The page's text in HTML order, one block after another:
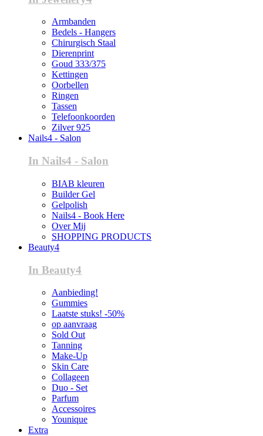
Armbanden
Bedels - Hangers
Chirurgisch Staal
Dierenprint
Goud 333/375
Kettingen
Oorbellen
Ringen
Tassen
Telefoonkoorden
Zilver 925
Nails4 - Salon
In Nails4 - Salon
BIAB kleuren
Builder Gel
Gelpolish
Nails4 - Book Here
Over Mij
SHOPPING PRODUCTS
Beauty4
In Beauty4
Aanbieding!
Gummies
Laatste stuks! -50%
op aanvraag
Sold Out
Tanning
Make-Up
Skin Care
Collageen
Duo - Set
Parfum
Accessoires
Younique
Extra